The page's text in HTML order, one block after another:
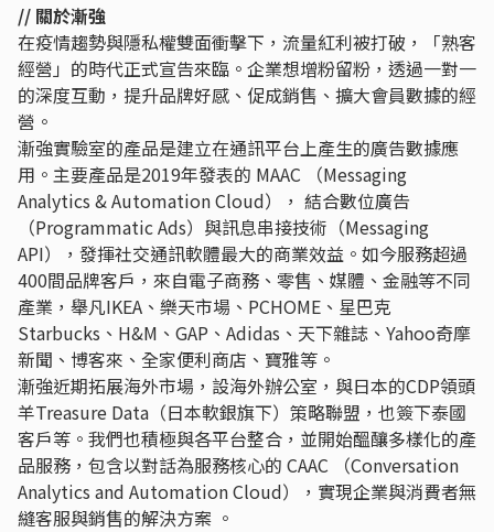
// 關於漸強
在疫情趨勢與隱私權雙面衝擊下，流量紅利被打破，「熟客
經營」的時代正式宣告來臨。企業想增粉留粉，透過一對一
的深度互動，提升品牌好感、促成銷售、擴大會員數據的經
營。
漸強實驗室的產品是建立在通訊平台上產生的廣告數據應
用。主要產品是2019年發表的 MAAC （Messaging
Analytics & Automation Cloud）， 結合數位廣告
（Programmatic Ads）與訊息串接技術（Messaging
API），發揮社交通訊軟體最大的商業效益。如今服務超過
400間品牌客戶，來自電子商務、零售、媒體、金融等不同
產業，舉凡IKEA、樂天市場、PCHOME、星巴克
Starbucks、H&M、GAP、Adidas、天下雜誌、Yahoo奇摩
新聞、博客來、全家便利商店、寶雅等。
漸強近期拓展海外市場，設海外辦公室，與日本的CDP領頭
羊Treasure Data（日本軟銀旗下）策略聯盟，也簽下泰國
客戶等。我們也積極與各平台整合，並開始醞釀多樣化的產
品服務，包含以對話為服務核心的 CAAC （Conversation
Analytics and Automation Cloud），實現企業與消費者無
縫客服與銷售的解決方案 。